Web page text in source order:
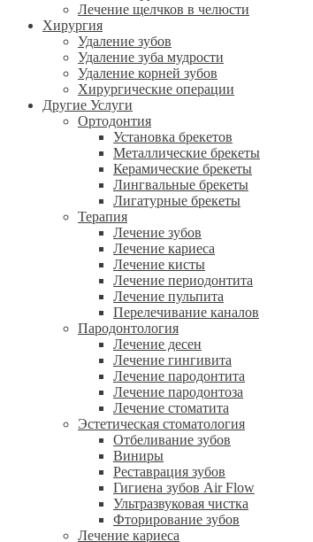
Лечение щелчков в челюсти
Хирургия
Удаление зубов
Удаление зуба мудрости
Удаление корней зубов
Хирургические операции
Другие Услуги
Ортодонтия
Установка брекетов
Металлические брекеты
Керамические брекеты
Лингвальные брекеты
Лигатурные брекеты
Терапия
Лечение зубов
Лечение кариеса
Лечение кисты
Лечение периодонтита
Лечение пульпита
Перелечивание каналов
Пародонтология
Лечение десен
Лечение гингивита
Лечение пародонтита
Лечение пародонтоза
Лечение стоматита
Эстетическая стоматология
Отбеливание зубов
Виниры
Реставрация зубов
Гигиена зубов Air Flow
Ультразвуковая чистка
Фторирование зубов
Лечение кариеса